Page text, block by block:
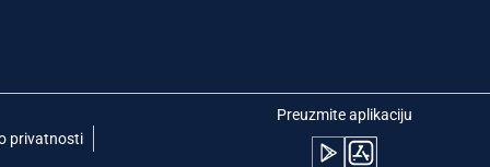
privatnosti
Preuzmite aplikaciju
Polski Português